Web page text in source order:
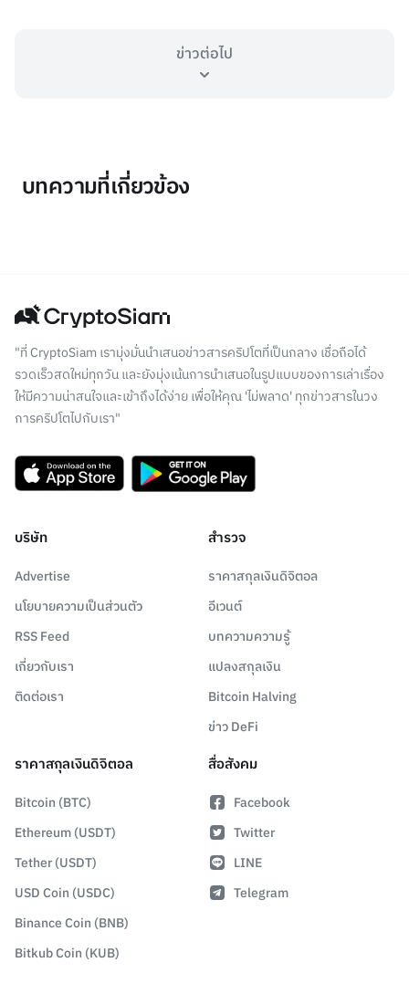
ข่าวต่อไป
บทความที่เกี่ยวข้อง
"ที่ CryptoSiam เรามุ่งมั่นนำเสนอข่าวสารคริปโตที่เป็นกลาง เชื่อถือได้
รวดเร็วสดใหม่ทุกวัน และยังมุ่งเน้นการนำเสนอในรูปแบบของการเล่าเรื่อง
ให้มีความน่าสนใจและเข้าถึงได้ง่าย เพื่อให้คุณ 'ไม่พลาด' ทุกข่าวสารในวง
การคริปโตไปกับเรา"
บริษัท
Advertise
นโยบายความเป็นส่วนตัว
RSS Feed
เกี่ยวกับเรา
ติดต่อเรา
สำรวจ
ราคาสกุลเงินดิจิตอล
อีเวนต์
บทความความรู้
แปลงสกุลเงิน
Bitcoin Halving
ข่าว DeFi
ราคาสกุลเงินดิจิตอล
Bitcoin (BTC)
Ethereum (USDT)
Tether (USDT)
USD Coin (USDC)
Binance Coin (BNB)
Bitkub Coin (KUB)
สื่อสังคม
Facebook
Twitter
LINE
Telegram